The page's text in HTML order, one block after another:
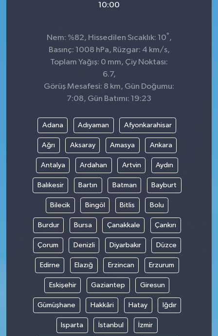
10:00
Nem: %82, Hissedilen Sıcaklık: 10° ,
Basınç: 1008 hPa, Rüzgar: 4 km/s,
Toplam Yağış: 0 mm, Çiy Noktası:
6.7,
Görüş Mesafesi: 8 km, Gün Doğumu:
7:08, Gün Batımı: 19:23
Adana Adıyaman Afyonkarahisar
Ağrı Aksaray Amasya Ankara
Antalya Ardahan Artvin Aydın
Balıkesir Bartın Batman Bayburt
Bilecik Bingöl Bitlis Bolu
Burdur Bursa Çanakkale Çankırı
Çorum Denizli Diyarbakır Düzce
Edirne Elazığ Erzincan Erzurum
Eskişehir Gaziantep Giresun
Gümüşhane Hakkâri Hatay Iğdır
Isparta İstanbul İzmir